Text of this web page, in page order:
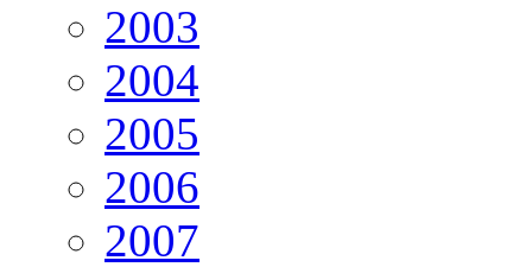
2003
2004
2005
2006
2007